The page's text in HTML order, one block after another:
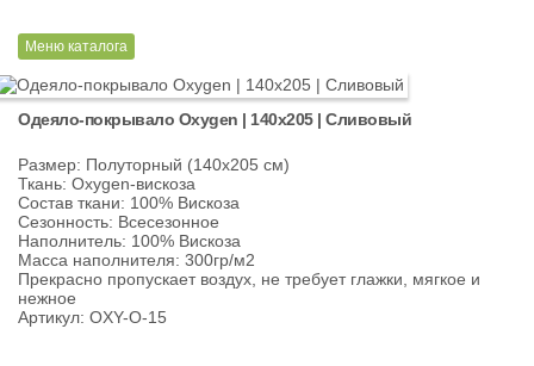
Меню каталога
Одеяло-покрывало Oxygen | 140х205 | Сливовый
Размер: Полуторный (140х205 см)
Ткань: Oxygen-вискоза
Состав ткани: 100% Вискоза
Сезонность: Всесезонное
Наполнитель: 100% Вискоза
Масса наполнителя: 300гр/м2
Прекрасно пропускает воздух, не требует глажки, мягкое и
нежное
Артикул: OXY-О-15